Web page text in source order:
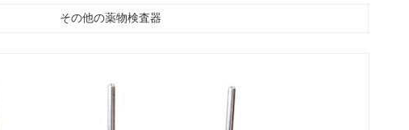
その他の薬物検査器